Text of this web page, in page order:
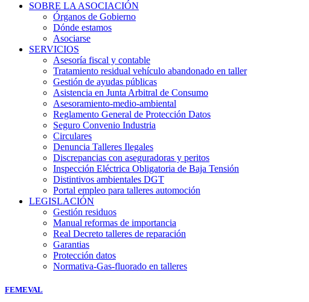
SOBRE LA ASOCIACIÓN
Órganos de Gobierno
Dónde estamos
Asociarse
SERVICIOS
Asesoría fiscal y contable
Tratamiento residual vehículo abandonado en taller
Gestión de ayudas públicas
Asistencia en Junta Arbitral de Consumo
Asesoramiento-medio-ambiental
Reglamento General de Protección Datos
Seguro Convenio Industria
Circulares
Denuncia Talleres Ilegales
Discrepancias con aseguradoras y peritos
Inspección Eléctrica Obligatoria de Baja Tensión
Distintivos ambientales DGT
Portal empleo para talleres automoción
LEGISLACIÓN
Gestión residuos
Manual reformas de importancia
Real Decreto talleres de reparación
Garantias
Protección datos
Normativa-Gas-fluorado en talleres
FEMEVAL